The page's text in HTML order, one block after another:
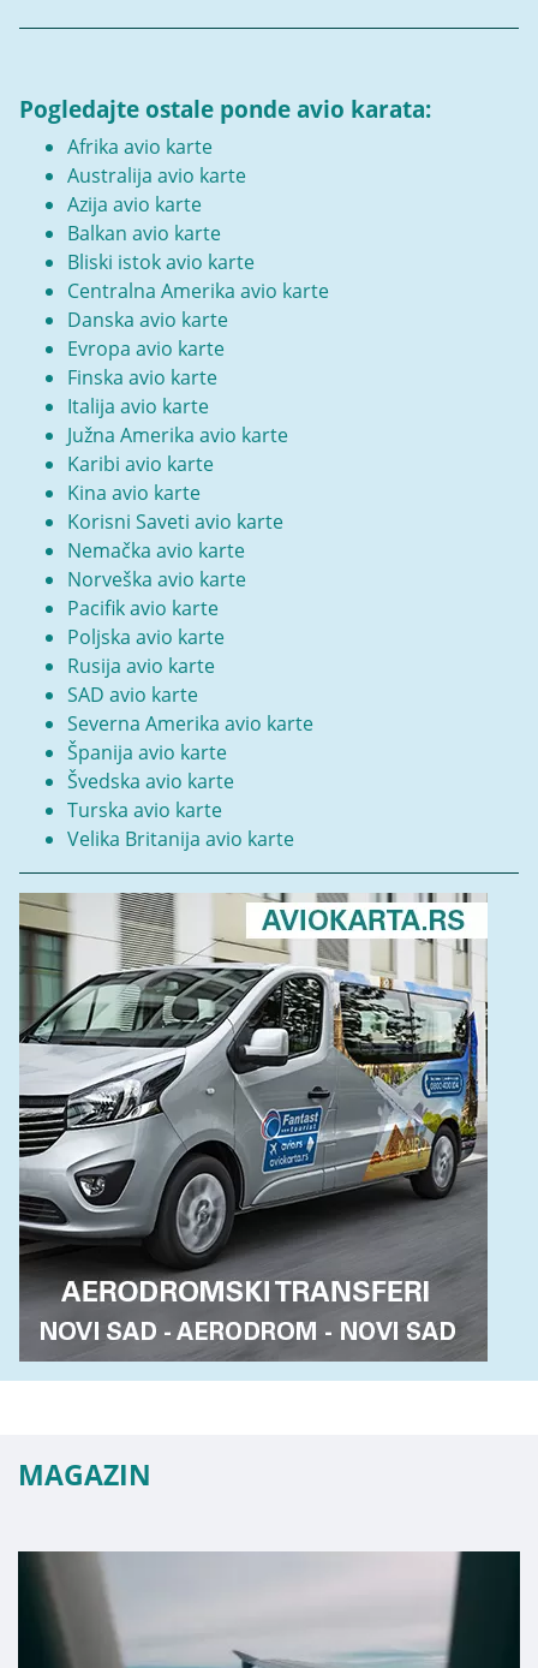
Pogledajte ostale ponde avio karata:
Afrika avio karte
Australija avio karte
Azija avio karte
Balkan avio karte
Bliski istok avio karte
Centralna Amerika avio karte
Danska avio karte
Evropa avio karte
Finska avio karte
Italija avio karte
Južna Amerika avio karte
Karibi avio karte
Kina avio karte
Korisni Saveti avio karte
Nemačka avio karte
Norveška avio karte
Pacifik avio karte
Poljska avio karte
Rusija avio karte
SAD avio karte
Severna Amerika avio karte
Španija avio karte
Švedska avio karte
Turska avio karte
Velika Britanija avio karte
MAGAZIN